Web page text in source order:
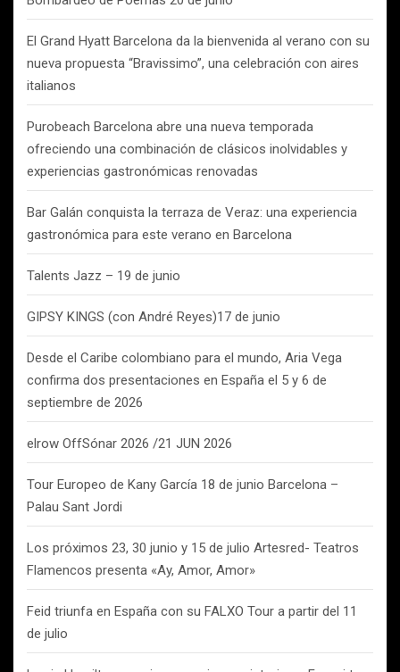
El Grand Hyatt Barcelona da la bienvenida al verano con su
nueva propuesta “Bravissimo”, una celebración con aires
italianos
Purobeach Barcelona abre una nueva temporada
ofreciendo una combinación de clásicos inolvidables y
experiencias gastronómicas renovadas
Bar Galán conquista la terraza de Veraz: una experiencia
gastronómica para este verano en Barcelona
Talents Jazz – 19 de junio
GIPSY KINGS (con André Reyes)17 de junio
Desde el Caribe colombiano para el mundo, Aria Vega
confirma dos presentaciones en España el 5 y 6 de
septiembre de 2026
elrow OffSónar 2026 /21 JUN 2026
Tour Europeo de Kany García 18 de junio Barcelona –
Palau Sant Jordi
Los próximos 23, 30 junio y 15 de julio Artesred- Teatros
Flamencos presenta «Ay, Amor, Amor»
Feid triunfa en España con su FALXO Tour a partir del 11
de julio